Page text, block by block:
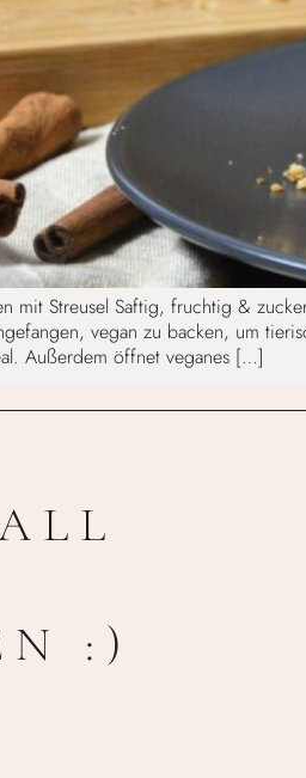
mit Streusel Saftig, fruchtig &
vegan zu backen, um
Außerdem öffnet veganes […]
:)